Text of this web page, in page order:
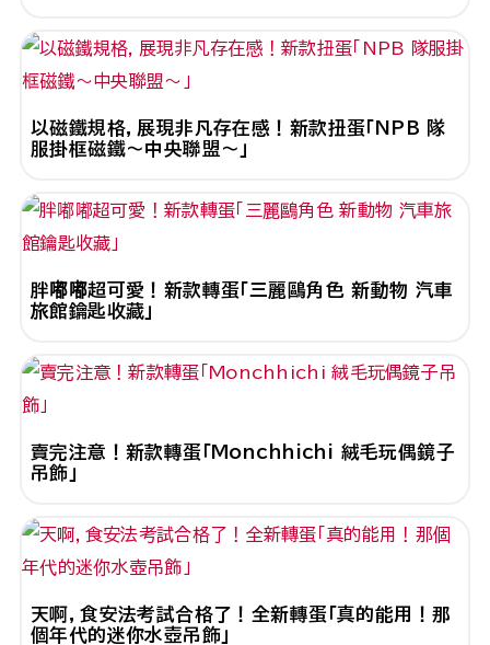
以磁鐵規格，展現非凡存在感！新款扭蛋「NPB 隊
服掛框磁鐵～中央聯盟～」
胖嘟嘟超可愛！新款轉蛋「三麗鷗角色 新動物 汽車
旅館鑰匙收藏」
賣完注意！新款轉蛋「Monchhichi 絨毛玩偶鏡子
吊飾」
天啊，食安法考試合格了！全新轉蛋「真的能用！那
個年代的迷你水壺吊飾」